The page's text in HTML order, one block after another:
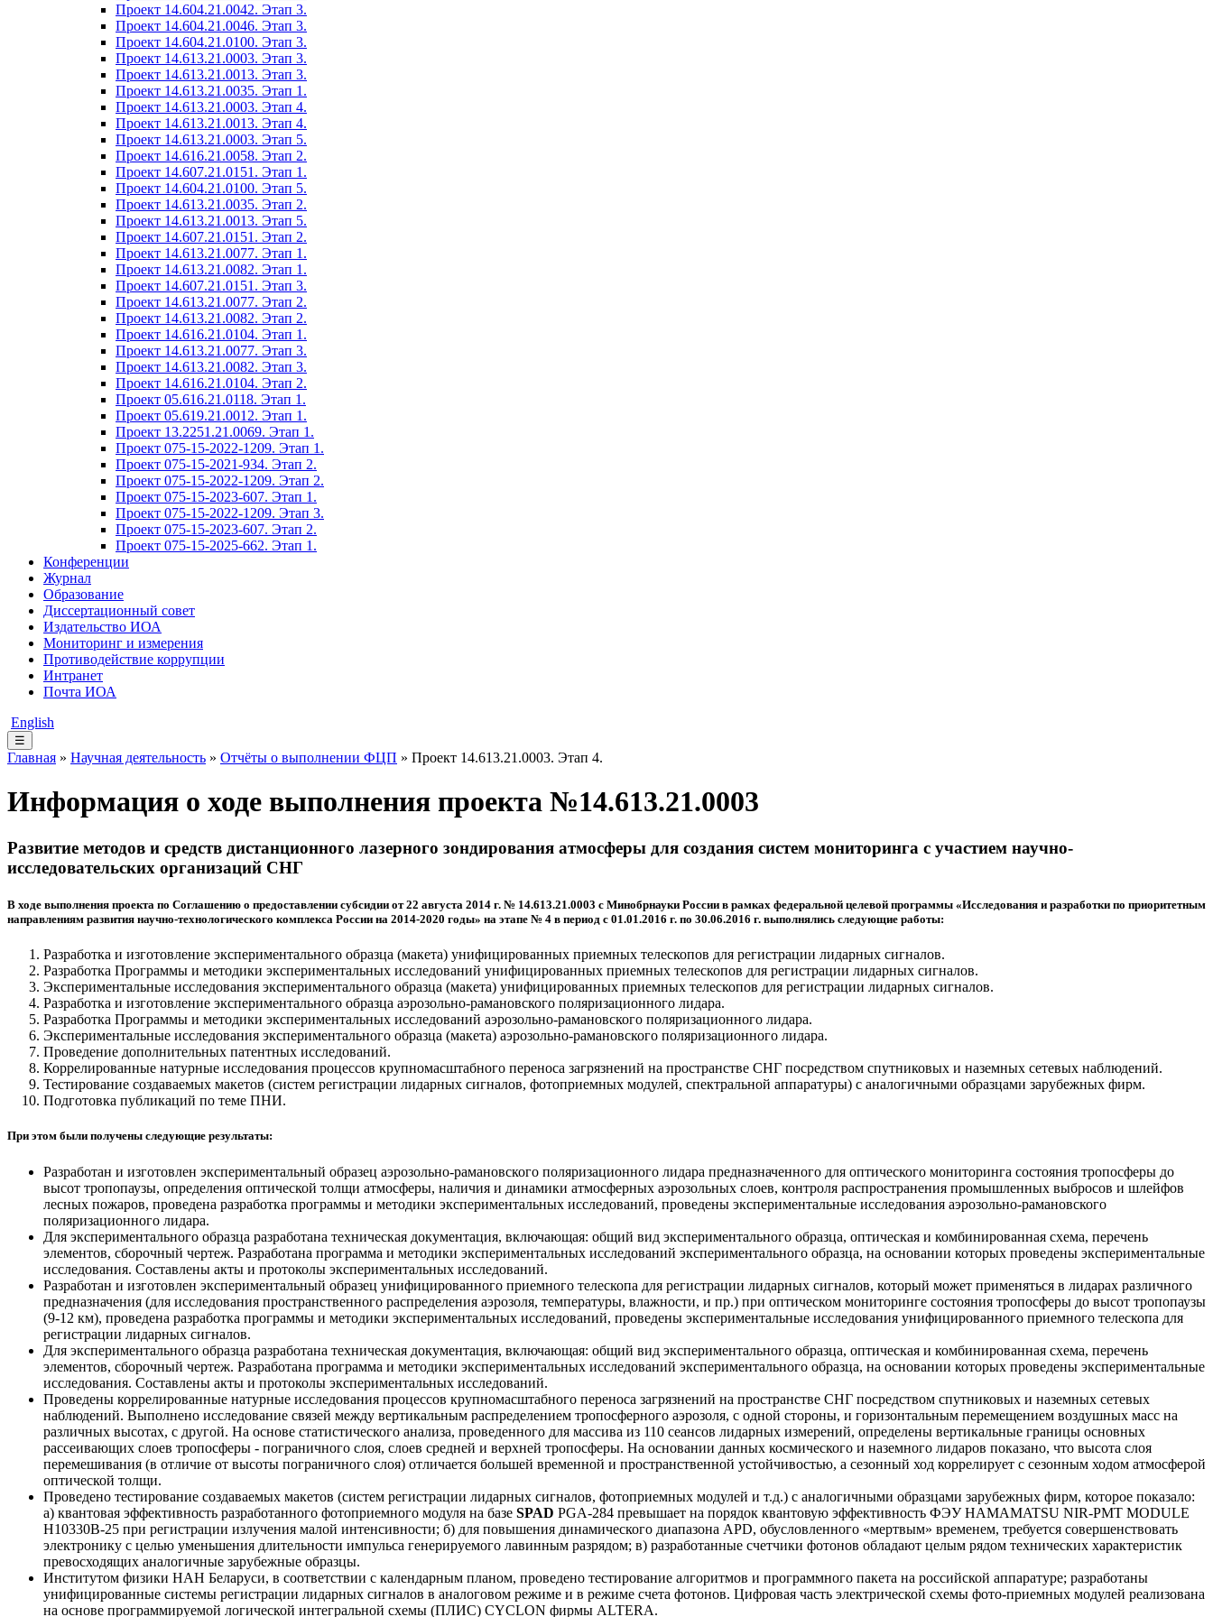
Проект 14.604.21.0042. Этап 3.
Проект 14.604.21.0046. Этап 3.
Проект 14.604.21.0100. Этап 3.
Проект 14.613.21.0003. Этап 3.
Проект 14.613.21.0013. Этап 3.
Проект 14.613.21.0035. Этап 1.
Проект 14.613.21.0003. Этап 4.
Проект 14.613.21.0013. Этап 4.
Проект 14.613.21.0003. Этап 5.
Проект 14.616.21.0058. Этап 2.
Проект 14.607.21.0151. Этап 1.
Проект 14.604.21.0100. Этап 5.
Проект 14.613.21.0035. Этап 2.
Проект 14.613.21.0013. Этап 5.
Проект 14.607.21.0151. Этап 2.
Проект 14.613.21.0077. Этап 1.
Проект 14.613.21.0082. Этап 1.
Проект 14.607.21.0151. Этап 3.
Проект 14.613.21.0077. Этап 2.
Проект 14.613.21.0082. Этап 2.
Проект 14.616.21.0104. Этап 1.
Проект 14.613.21.0077. Этап 3.
Проект 14.613.21.0082. Этап 3.
Проект 14.616.21.0104. Этап 2.
Проект 05.616.21.0118. Этап 1.
Проект 05.619.21.0012. Этап 1.
Проект 13.2251.21.0069. Этап 1.
Проект 075-15-2022-1209. Этап 1.
Проект 075-15-2021-934. Этап 2.
Проект 075-15-2022-1209. Этап 2.
Проект 075-15-2023-607. Этап 1.
Проект 075-15-2022-1209. Этап 3.
Проект 075-15-2023-607. Этап 2.
Проект 075-15-2025-662. Этап 1.
Конференции
Журнал
Образование
Диссертационный совет
Издательство ИОА
Мониторинг и измерения
Противодействие коррупции
Интранет
Почта ИОА
English
☰
Главная » Научная деятельность » Отчёты о выполнении ФЦП » Проект 14.613.21.0003. Этап 4.
Информация о ходе выполнения проекта №14.613.21.0003
Развитие методов и средств дистанционного лазерного зондирования атмосферы для создания систем мониторинга с участием научно-
исследовательских организаций СНГ
В ходе выполнения проекта по Соглашению о предоставлении субсидии от 22 августа 2014 г. № 14.613.21.0003 с Минобрнауки России в рамках федеральной целевой программы «Исследования и разработки по приоритетным
направлениям развития научно-технологического комплекса России на 2014-2020 годы» на этапе № 4 в период с 01.01.2016 г. по 30.06.2016 г. выполнялись следующие работы:
Разработка и изготовление экспериментального образца (макета) унифицированных приемных телескопов для регистрации лидарных сигналов.
Разработка Программы и методики экспериментальных исследований унифицированных приемных телескопов для регистрации лидарных сигналов.
Экспериментальные исследования экспериментального образца (макета) унифицированных приемных телескопов для регистрации лидарных сигналов.
Разработка и изготовление экспериментального образца аэрозольно-рамановского поляризационного лидара.
Разработка Программы и методики экспериментальных исследований аэрозольно-рамановского поляризационного лидара.
Экспериментальные исследования экспериментального образца (макета) аэрозольно-рамановского поляризационного лидара.
Проведение дополнительных патентных исследований.
Коррелированные натурные исследования процессов крупномасштабного переноса загрязнений на пространстве СНГ посредством спутниковых и наземных сетевых наблюдений.
Тестирование создаваемых макетов (систем регистрации лидарных сигналов, фотоприемных модулей, спектральной аппаратуры) с аналогичными образцами зарубежных фирм.
Подготовка публикаций по теме ПНИ.
При этом были получены следующие результаты:
Разработан и изготовлен экспериментальный образец аэрозольно-рамановского поляризационного лидара предназначенного для оптического мониторинга состояния тропосферы до
высот тропопаузы, определения оптической толщи атмосферы, наличия и динамики атмосферных аэрозольных слоев, контроля распространения промышленных выбросов и шлейфов
лесных пожаров, проведена разработка программы и методики экспериментальных исследований, проведены экспериментальные исследования аэрозольно-рамановского
поляризационного лидара.
Для экспериментального образца разработана техническая документация, включающая: общий вид экспериментального образца, оптическая и комбинированная схема, перечень
элементов, сборочный чертеж. Разработана программа и методики экспериментальных исследований экспериментального образца, на основании которых проведены экспериментальные
исследования. Составлены акты и протоколы экспериментальных исследований.
Разработан и изготовлен экспериментальный образец унифицированного приемного телескопа для регистрации лидарных сигналов, который может применяться в лидарах различного
предназначения (для исследования пространственного распределения аэрозоля, температуры, влажности, и пр.) при оптическом мониторинге состояния тропосферы до высот тропопаузы
(9-12 км), проведена разработка программы и методики экспериментальных исследований, проведены экспериментальные исследования унифицированного приемного телескопа для
регистрации лидарных сигналов.
Для экспериментального образца разработана техническая документация, включающая: общий вид экспериментального образца, оптическая и комбинированная схема, перечень
элементов, сборочный чертеж. Разработана программа и методики экспериментальных исследований экспериментального образца, на основании которых проведены экспериментальные
исследования. Составлены акты и протоколы экспериментальных исследований.
Проведены коррелированные натурные исследования процессов крупномасштабного переноса загрязнений на пространстве СНГ посредством спутниковых и наземных сетевых
наблюдений. Выполнено исследование связей между вертикальным распределением тропосферного аэрозоля, с одной стороны, и горизонтальным перемещением воздушных масс на
различных высотах, с другой. На основе статистического анализа, проведенного для массива из 110 сеансов лидарных измерений, определены вертикальные границы основных
рассеивающих слоев тропосферы - пограничного слоя, слоев средней и верхней тропосферы. На основании данных космического и наземного лидаров показано, что высота слоя
перемешивания (в отличие от высоты пограничного слоя) отличается большей временной и пространственной устойчивостью, а сезонный ход коррелирует с сезонным ходом атмосферой
оптической толщи.
Проведено тестирование создаваемых макетов (систем регистрации лидарных сигналов, фотоприемных модулей и т.д.) с аналогичными образцами зарубежных фирм, которое показало:
а) квантовая эффективность разработанного фотоприемного модуля на базе SPAD PGA-284 превышает на порядок квантовую эффективность ФЭУ HAMAMATSU NIR-PMT MODULE
H10330B-25 при регистрации излучения малой интенсивности; б) для повышения динамического диапазона APD, обусловленного «мертвым» временем, требуется совершенствовать
электронику с целью уменьшения длительности импульса генерируемого лавинным разрядом; в) разработанные счетчики фотонов обладают целым рядом технических характеристик
превосходящих аналогичные зарубежные образцы.
Институтом физики НАН Беларуси, в соответствии с календарным планом, проведено тестирование алгоритмов и программного пакета на российской аппаратуре; разработаны
унифицированные системы регистрации лидарных сигналов в аналоговом режиме и в режиме счета фотонов. Цифровая часть электрической схемы фото-приемных модулей реализована
на основе программируемой логической интегральной схемы (ПЛИС) CYCLON фирмы ALTERA.